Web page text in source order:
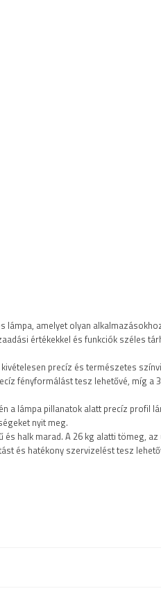
amelyet olyan
értékekkel és funkciók széles
kivételesen precíz és természetes
fényformálást tesz lehetővé, míg
a lámpa pillanatok alatt precíz
nyit meg.
és halk marad. A 26 kg alatti
és hatékony szervizelést tesz